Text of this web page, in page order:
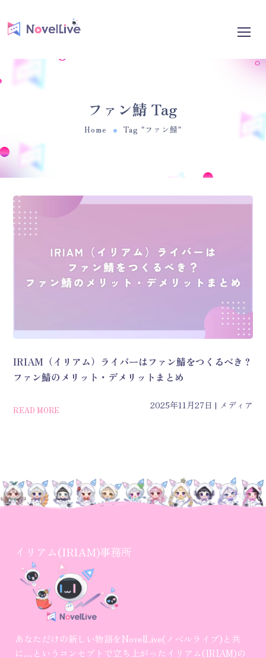
ファン鯖 Tag
Home Tag "ファン鯖"
2025年11月27日 メディア
IRIAM（イリアム）ライバーはファン鯖をつくるべき？
ファン鯖のメリット・デメリットまとめ
READ MORE
イリアム(IRIAM)事務所
あなただけの新しい物語をNovelLive(ノベルライブ)と共
に…というコンセプトで立ち上がったイリアム(IRIAM)の